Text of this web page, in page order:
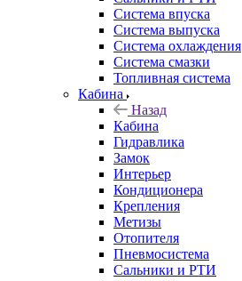
Система впуска
Система выпуска
Система охлаждения
Система смазки
Топливная система
Кабина
Назад
Кабина
Гидравлика
Замок
Интерьер
Кондиционера
Крепления
Метизы
Отопителя
Пневмосистема
Сальники и РТИ